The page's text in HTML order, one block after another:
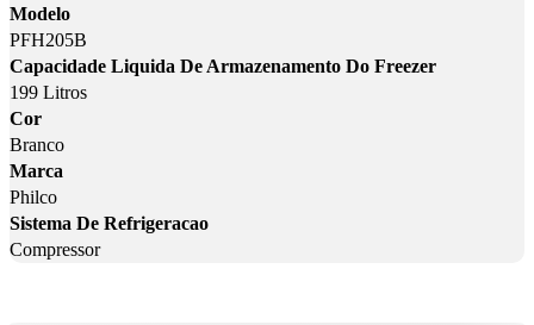
Modelo
PFH205B
Capacidade Liquida De Armazenamento Do Freezer
199 Litros
Cor
Branco
Marca
Philco
Sistema De Refrigeracao
Compressor